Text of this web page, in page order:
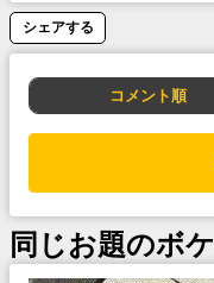
シェアする
コメント順
同じお題のボケ